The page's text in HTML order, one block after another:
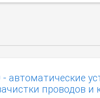
- автоматические
проводов и